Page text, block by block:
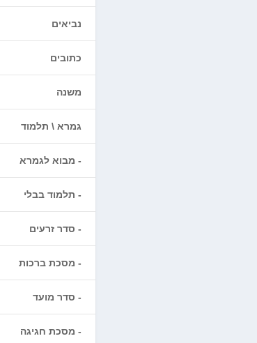
נביאים
כתובים
משנה
גמרא \ תלמוד
מבוא לגמרא
תלמוד בבלי
סדר זרעים
מסכת ברכות
סדר מועד
מסכת חגיגה